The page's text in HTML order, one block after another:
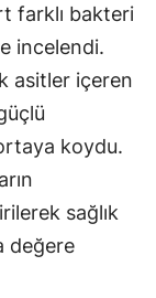
farklı bakteri
incelendi.
asitler içeren
koydu.
sağlık
değere